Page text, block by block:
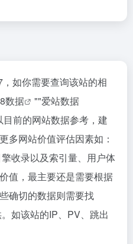
如你需要查询该站的相
数据 ""爱站数据
目前的网站数据参考，建
多网站价值评估因素如：
收录以及索引量、用户体
值，最主要还是需要根据
确切的数据则需要找
如该站的IP、PV、跳出